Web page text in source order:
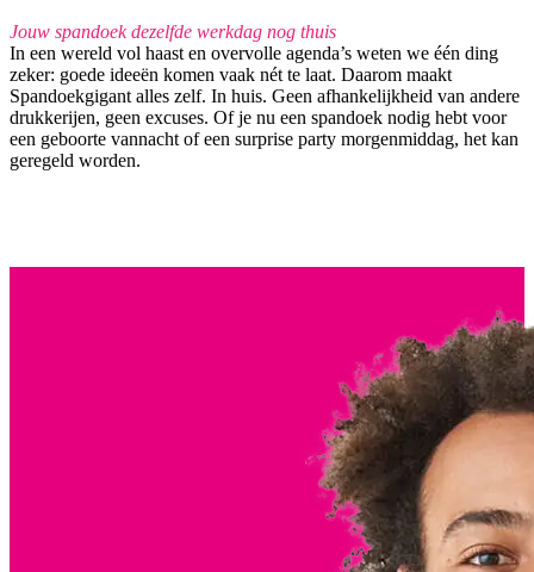
Jouw spandoek dezelfde werkdag nog thuis
In een wereld vol haast en overvolle agenda’s weten we één ding
zeker: goede ideeën komen vaak nét te laat. Daarom maakt
Spandoekgigant alles zelf. In huis. Geen afhankelijkheid van andere
drukkerijen, geen excuses. Of je nu een spandoek nodig hebt voor
een geboorte vannacht of een surprise party morgenmiddag, het kan
geregeld worden.